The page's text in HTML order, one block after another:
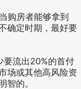
购房者能够拿到
确定时期，最好要
要流出20%的首付
场或其他高风险资
智的。